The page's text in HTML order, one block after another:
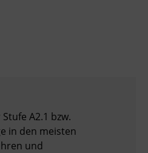
A2.1 bzw.
in den meisten
und